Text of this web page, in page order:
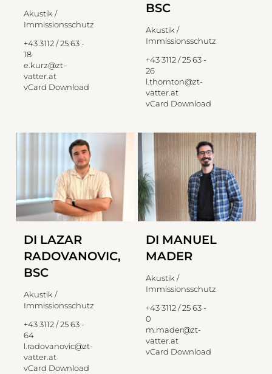
Akustik /
Immissionsschutz
+43 3112 / 25 63 -
18
e.kurz@zt-
vatter.at
vCard Download
BSC
Akustik /
Immissionsschutz
+43 3112 / 25 63 -
26
l.thornton@zt-
vatter.at
vCard Download
DI LAZAR
RADOVANOVIC,
BSC
Akustik /
Immissionsschutz
+43 3112 / 25 63 -
64
l.radovanovic@zt-
vatter.at
vCard Download
DI MANUEL
MADER
Akustik /
Immissionsschutz
+43 3112 / 25 63 -
0
m.mader@zt-
vatter.at
vCard Download